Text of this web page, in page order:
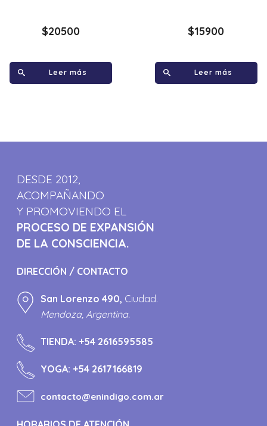
$20500
Leer más
$15900
Leer más
DESDE 2012,
ACOMPAÑANDO
Y PROMOVIENDO EL
PROCESO DE EXPANSIÓN
DE LA CONSCIENCIA.
DIRECCIÓN / CONTACTO
San Lorenzo 490, Ciudad.
Mendoza, Argentina.
TIENDA:+54 2616595585
YOGA:+54 2617166819
contacto@enindigo.com.ar